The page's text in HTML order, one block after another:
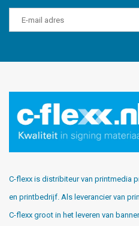
C-flexx is distribiteur van printmedia
en printbedrijf. Als leverancier van
C-flexx groot in het leveren van